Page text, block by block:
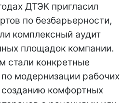
ДТЭК пригласил
по безбарьерности,
комплексный аудит
площадок компании.
стали конкретные
модернизации рабочих
созданию комфортных